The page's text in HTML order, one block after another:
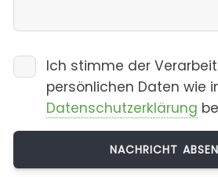
Ich stimme der
persönlichen Daten wie
Datenschutzerklärung